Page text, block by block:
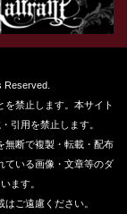
Reserved.
を禁止します。本サイト
引用を禁止します。
無断で複製・転載・配布
ている画像・文章等のダ
ます。
ご遠慮ください。